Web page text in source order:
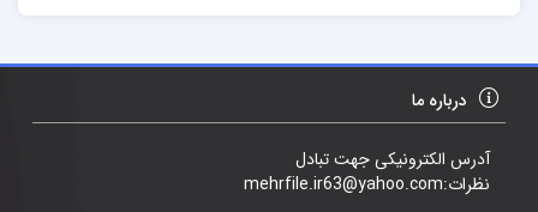
درباره ما
آدرس الکترونیکی جهت تبادل
نظرات:mehrfile.ir63@yahoo.com